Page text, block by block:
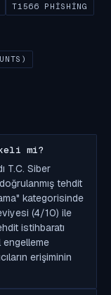
T1566 PHISHING
mi?
T.C. Siber
tehdit
kategorisinde
(4/10) ile
istihbaratı
engelleme
erişiminin